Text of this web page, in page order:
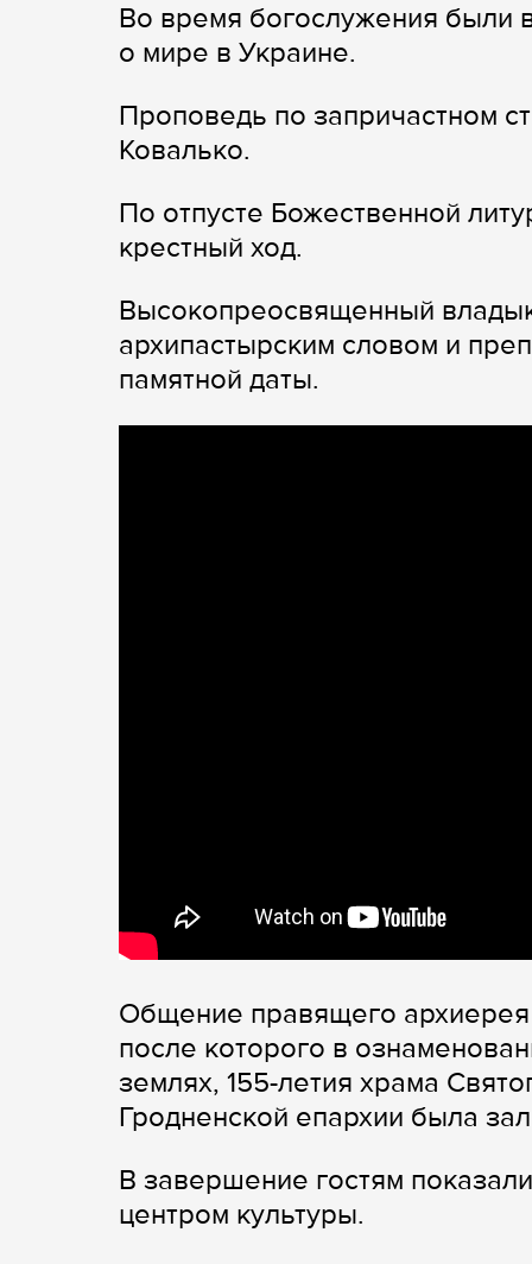
Во время богослужения были
о мире в Украине.
Проповедь по запричастном
Ковалько.
По отпусте Божественной
крестный ход.
Высокопреосвященный
архипастырским словом и
памятной даты.
Общение правящего
после которого в
землях, 155-летия храма
Гродненской епархии была
В завершение гостям
центром культуры.